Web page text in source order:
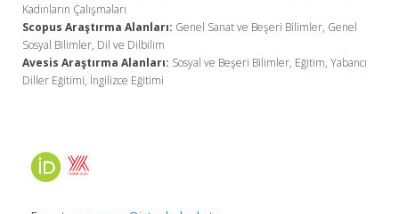
Kadınların Çalışmaları
Scopus Araştırma Alanları: Genel Sanat ve Beşeri Bilimler, Genel
Sosyal Bilimler, Dil ve Dilbilim
Avesis Araştırma Alanları: Sosyal ve Beşeri Bilimler, Eğitim, Yabancı
Diller Eğitimi, İngilizce Eğitimi